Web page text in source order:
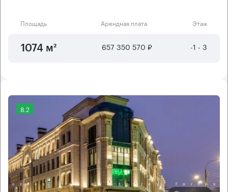
Площадь Арендная плата Этаж
1074 м² 657 350 570 ₽ -1 - 3
8.2